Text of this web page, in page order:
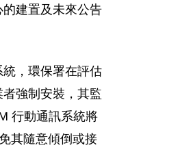
建置及未來公告
，環保署在評估
強制安裝，其監
行動通訊系統將
其隨意傾倒或接